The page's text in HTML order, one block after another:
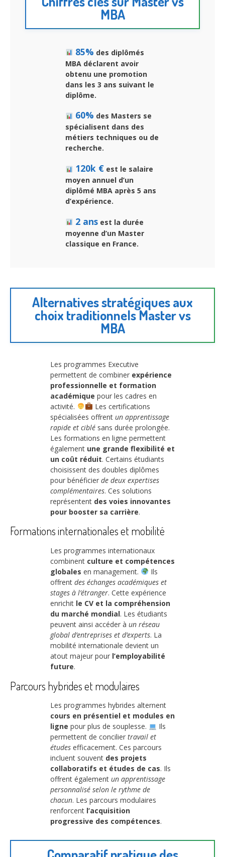
MBA
85% des diplômés
MBA déclarent avoir
obtenu une promotion
dans les 3 ans suivant le
diplôme.
60% des Masters se
spécialisent dans des
métiers techniques ou de
recherche.
120k €est le salaire
moyen annuel d’un
diplômé MBA après 5 ans
d’expérience.
2 ansest la durée
moyenne d’un Master
classique en France.
Alternatives stratégiques aux
choix traditionnels Master vs
MBA
Les programmes Executive
permettent de combiner expérience
professionnelle et formation
académique pour les cadres en
activité.
Les certifications
spécialisées offrent un apprentissage
rapide et ciblé sans durée prolongée.
Les formations en ligne permettent
également une grande flexibilité et
un coût réduit. Certains étudiants
choisissent des doubles diplômes
pour bénéficier de deux expertises
complémentaires. Ces solutions
représentent des voies innovantes
pour booster sa carrière.
Formations internationales et mobilité
Les programmes internationaux
combinent culture et compétences
globales en management.
Ils
offrent des échanges académiques et
stages à l’étranger. Cette expérience
enrichit le CV et la compréhension
du marché mondial. Les étudiants
peuvent ainsi accéder à un réseau
global d’entreprises et d’experts. La
mobilité internationale devient un
atout majeur pour l’employabilité
future.
Parcours hybrides et modulaires
Les programmes hybrides alternent
cours en présentiel et modules en
ligne pour plus de souplesse.
Ils
permettent de concilier travail et
études efficacement. Ces parcours
incluent souvent des projets
collaboratifs et études de cas. Ils
offrent également un apprentissage
personnalisé selon le rythme de
chacun. Les parcours modulaires
renforcent l’acquisition
progressive des compétences.